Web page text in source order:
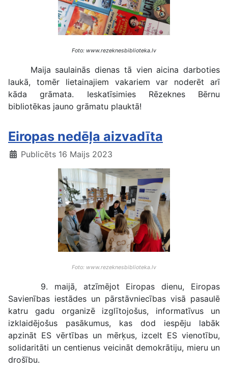
Foto: www.rezeknesbiblioteka.lv
Maija saulainās dienas tā vien aicina darboties
laukā, tomēr lietainajiem vakariem var noderēt arī
kāda grāmata. Ieskatīsimies Rēzeknes Bērnu
bibliotēkas jauno grāmatu plauktā!
Eiropas nedēļa aizvadīta
Publicēts 16 Maijs 2023
Foto: www.rezeknesbiblioteka.lv
9. maijā, atzīmējot Eiropas dienu, Eiropas
Savienības iestādes un pārstāvniecības visā pasaulē
katru gadu organizē izglītojošus, informatīvus un
izklaidējošus pasākumus, kas dod iespēju labāk
apzināt ES vērtības un mērķus, izcelt ES vienotību,
solidaritāti un centienus veicināt demokrātiju, mieru un
drošību.